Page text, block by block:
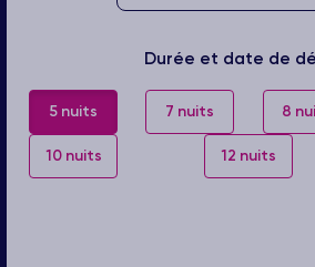
Durée et date de
5 nuits 7 nuits 8
10 nuits 12 nuits